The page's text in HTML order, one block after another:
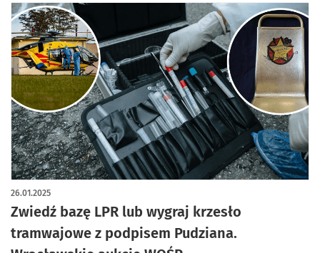
Zwiedź bazę LPR lub wygraj krzesło
tramwajowe z podpisem Pudziana.
26.01.2025